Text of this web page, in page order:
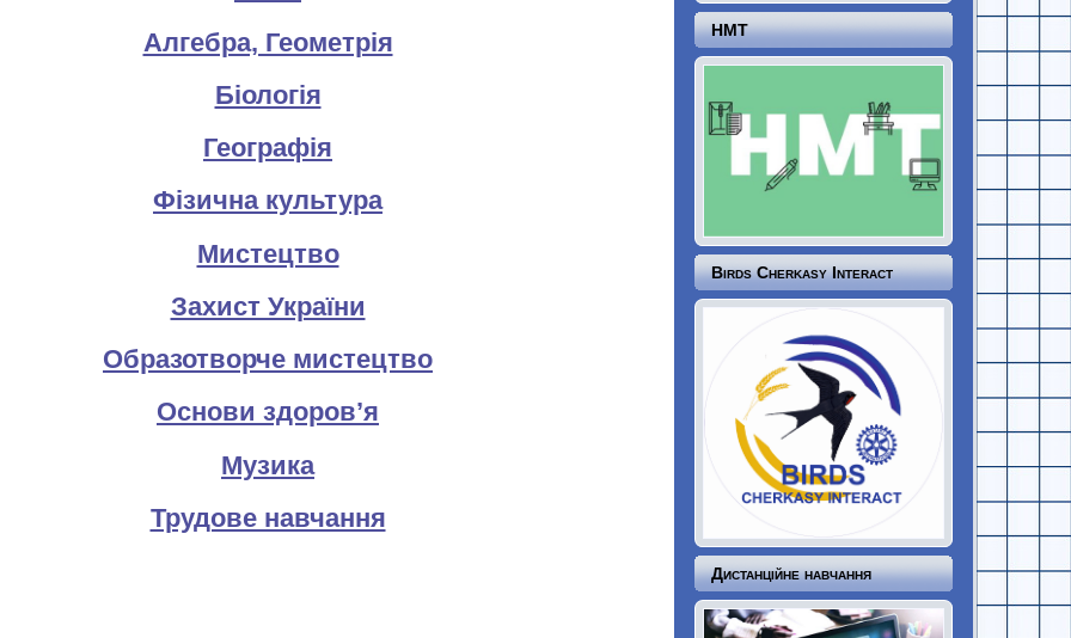
Алгебра, Геометрія
Біологія
Географія
Фізична культура
Мистецтво
Захист України
Образотворче мистецтво
Основи здоров’я
Музика
Трудове навчання
НМТ
Birds Cherkasy Interact
Дистанційне навчання